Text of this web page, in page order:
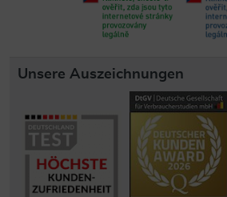
Unsere Auszeichnungen